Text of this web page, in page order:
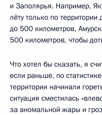
и Заполярья. Например,
лёту только по
до 500 километров,
500 километров, чтобы
Что хотел бы сказать, я
если раньше, по
территории начинали
ситуация сместилась
за аномальной жары и